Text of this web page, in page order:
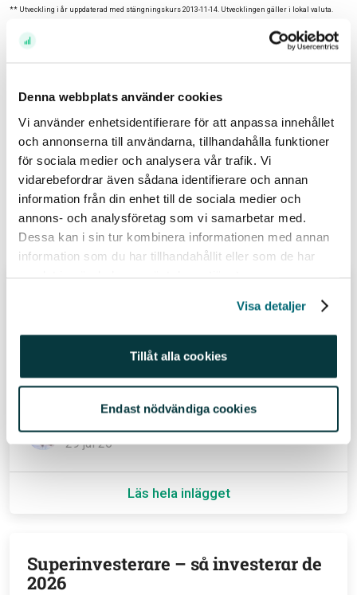
Denna webbplats använder cookies
Vi använder enhetsidentifierare för att anpassa innehållet
och annonserna till användarna, tillhandahålla funktioner
för sociala medier och analysera vår trafik. Vi
vidarebefordrar även sådana identifierare och annan
information från din enhet till de sociala medier och
annons- och analysföretag som vi samarbetar med.
Dessa kan i sin tur kombinera informationen med annan
information som du har tillhandahållit eller som de har
Visa detaljer
Tillåt alla cookies
Endast nödvändiga cookies
** Utveckling i år uppdaterad med stängningskurs 2013-11-14. Utvecklingen gäller i lokal valuta.
kan både öka och minska i värde och det är inte säkert att du får tillbaka det investerade kapitalet.
Relaterade ämnen
Aktier (487) Listor (195)
Relaterade inlägg
29 jul 26
Så kan du leva på aktieutdelningar
drömmer om. Kanske är det därför intresset för
utdelningsinvesteringar stigit markant senaste åren.
Men är det möjligt att bli ekonomiskt oberoende på
Läs hela inlägget
Superinvesterare – så investerar de
2026